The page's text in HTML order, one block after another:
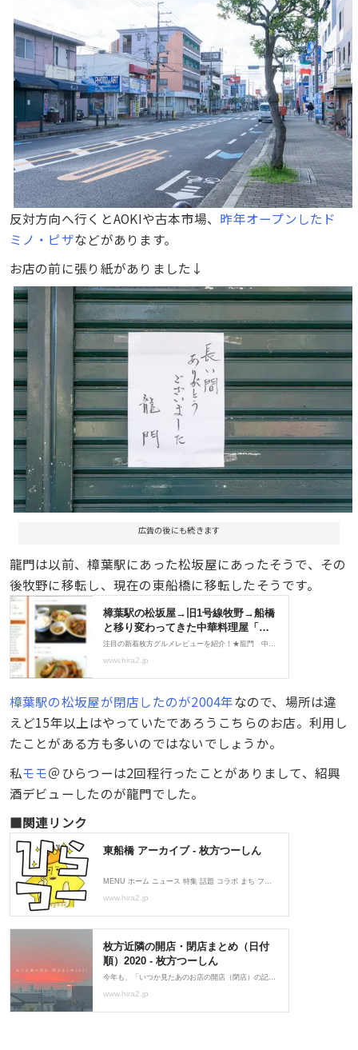
反対方向へ行くとAOKIや古本市場、 昨年オープンしたド
ミノ・ピザなどがあります。
お店の前に張り紙がありました↓
広告の後にも続きます
龍門は以前、樟葉駅にあった松坂屋にあったそうで、その
後牧野に移転し、現在の東船橋に移転したそうです。
樟葉駅の松坂屋が閉店したのが2004年なので、場所は違
えど15年以上はやっていたであろうこちらのお店。利用し
たことがある方も多いのではないでしょうか。
私モモ＠ひらつーは2回程行ったことがありまして、紹興
酒デビューしたのが龍門でした。
■関連リンク